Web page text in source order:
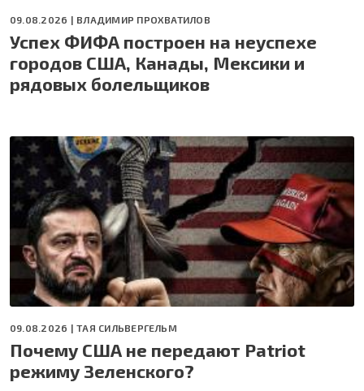
09.08.2026 | ВЛАДИМИР ПРОХВАТИЛОВ
Успех ФИФА построен на неуспехе
городов США, Канады, Мексики и
рядовых болельщиков
09.08.2026 |ТАЯ СИЛЬВЕРГЕЛЬМ
Почему США не передают Patriot
режиму Зеленского?